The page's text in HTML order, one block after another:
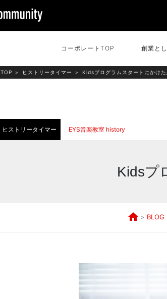
コーポレートTOP 創業と
TOP ＞ ヒストリータイマー ＞ Kidsプログラムスタートにかけた
ヒストリータイマー EYS音楽教室 history
Kidsプ
> BLOG